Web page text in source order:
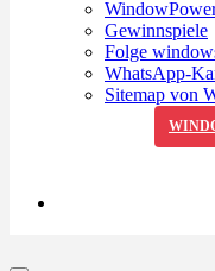
Gewinnspiele
Folge
WhatsApp-
Sitemap von